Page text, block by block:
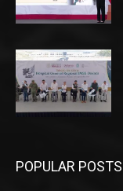
POPULAR POSTS